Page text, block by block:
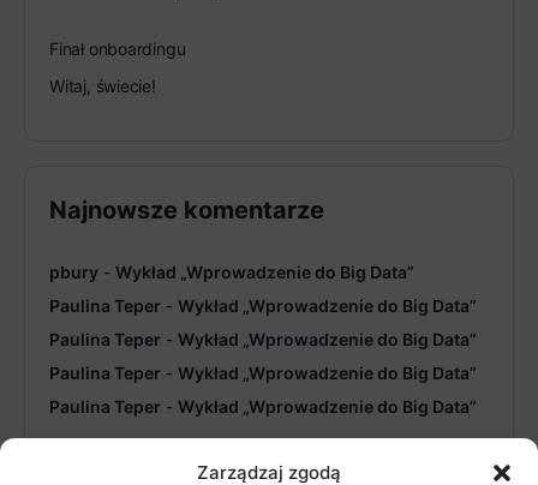
Zarządzaj zgodą
Finał onboardingu
Witaj, świecie!
Najnowsze komentarze
pbury - Wykład „Wprowadzenie do Big Data”
Paulina Teper - Wykład „Wprowadzenie do Big Data”
Paulina Teper - Wykład „Wprowadzenie do Big Data”
Paulina Teper - Wykład „Wprowadzenie do Big Data”
Paulina Teper - Wykład „Wprowadzenie do Big Data”